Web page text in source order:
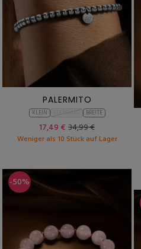
PALERMITO
KLEIN BREITE
17,49 € 34,99 €
Weniger als 10 Stück auf Lager
-50%